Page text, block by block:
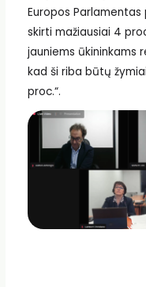
Europos
skirti mažiausiai 4
jauniems ūkininkams
kad ši riba būtų
proc.“.